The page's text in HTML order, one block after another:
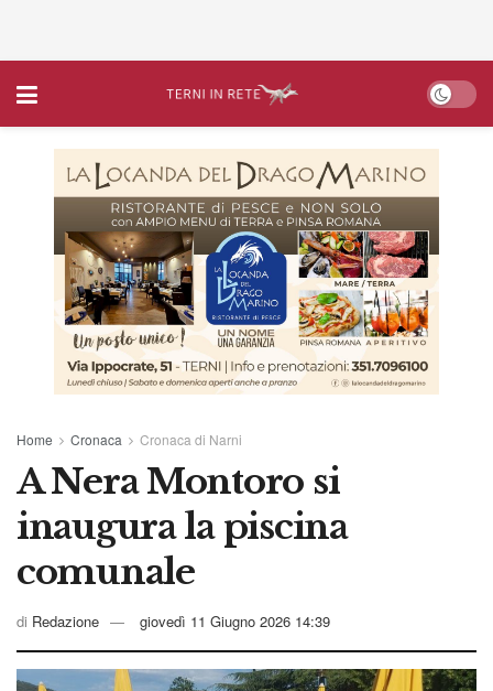
Home Cronaca Cronaca di Narni
A Nera Montoro si
inaugura la piscina
comunale
di Redazione giovedì 11 Giugno 2026 14:39